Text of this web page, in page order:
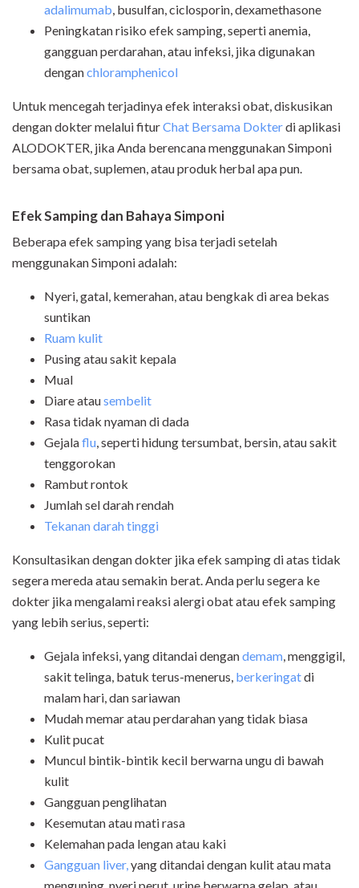
adalimumab, busulfan, ciclosporin, dexamethasone
Peningkatan risiko efek samping, seperti anemia,
gangguan perdarahan, atau infeksi, jika digunakan
denganchloramphenicol
Untuk mencegah terjadinya efek interaksi obat, diskusikan
dengan dokter melalui fiturChat Bersama Dokterdi aplikasi
ALODOKTER, jika Anda berencana menggunakan Simponi
bersama obat, suplemen, atau produk herbal apa pun.
Efek Samping dan Bahaya Simponi
Beberapa efek samping yang bisa terjadi setelah
menggunakan Simponi adalah:
Nyeri, gatal, kemerahan, atau bengkak di area bekas
suntikan
Ruam kulit
Pusing atau sakit kepala
Mual
Diare atausembelit
Rasa tidak nyaman di dada
Gejalaflu, seperti hidung tersumbat, bersin, atau sakit
tenggorokan
Rambut rontok
Jumlah sel darah rendah
Tekanan darah tinggi
Konsultasikan dengan dokter jika efek samping di atas tidak
segera mereda atau semakin berat. Anda perlu segera ke
dokter jika mengalami reaksi alergi obat atau efek samping
yang lebih serius, seperti:
Gejala infeksi, yang ditandai dengandemam, menggigil,
sakit telinga, batuk terus-menerus, berkeringatdi
malam hari, dan sariawan
Mudah memar atau perdarahan yang tidak biasa
Kulit pucat
Muncul bintik-bintik kecil berwarna ungu di bawah
kulit
Gangguan penglihatan
Kesemutan atau mati rasa
Kelemahan pada lengan atau kaki
Gangguan liver,yang ditandai dengan kulit atau mata